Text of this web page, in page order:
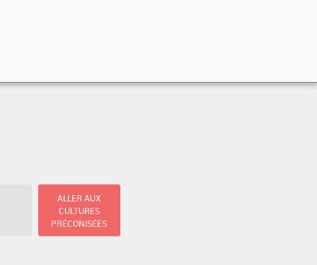
ALLER AUX
CULTURES
PRÉCONISÉES